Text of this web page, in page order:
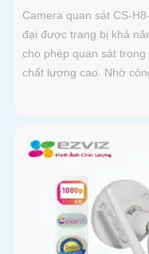
Camera quan sát CS-
đại được trang bị khả
cho phép quan sát
chất lượng cao. Nhờ